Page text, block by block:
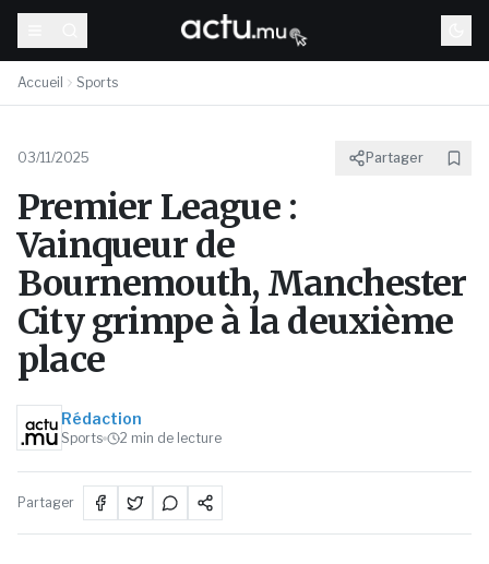
Accueil Sports
03/11/2025 Partager
Premier League :
Vainqueur de
Bournemouth, Manchester
City grimpe à la deuxième
place
Rédaction
Sports 2 min de lecture
Partager